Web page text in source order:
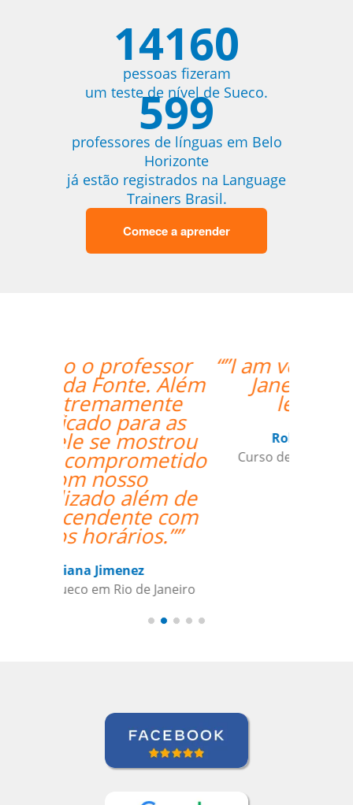
14160
pessoas fizeram
um teste de nível de Sueco.
599
professores de línguas em Belo
Horizonte
já estão registrados na Language
Trainers Brasil.
Comece a aprender
“”I am very happy with
Jane, I love our
lessons.””
Roland Tschanz
Curso de em Belo Horizonte